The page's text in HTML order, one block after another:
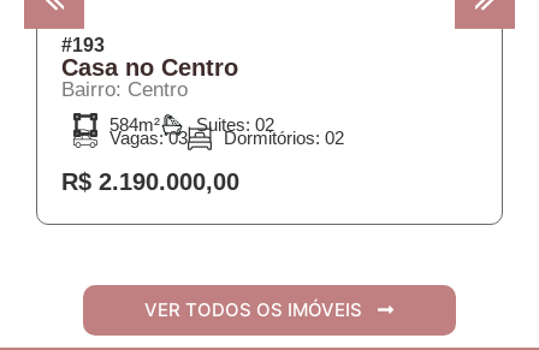
#193
Casa no Centro
Bairro: Centro
584m² Suites: 02
Vagas: 03 Dormitórios: 02
R$ 2.190.000,00
VER TODOS OS IMÓVEIS